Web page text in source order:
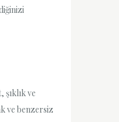
ve
ve benzersiz